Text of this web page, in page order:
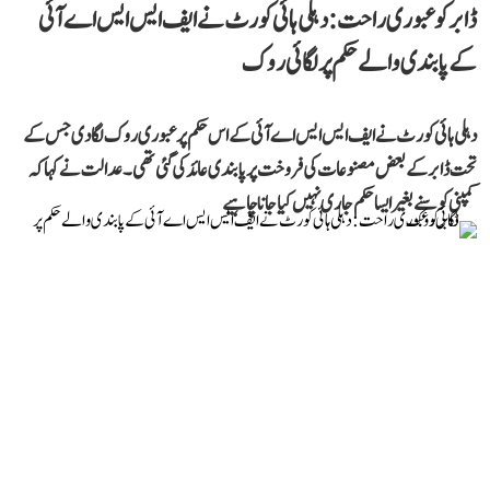
ڈابر کو عبوری راحت: دہلی ہائی کورٹ نے ایف ایس ایس اے آئی
کے پابندی والے حکم پر لگائی روک
دہلی ہائی کورٹ نے ایف ایس ایس اے آئی کے اس حکم پر عبوری روک لگا دی جس کے
تحت ڈابر کے بعض مصنوعات کی فروخت پر پابندی عائد کی گئی تھی۔ عدالت نے کہا کہ
کمپنی کو سنے بغیر ایسا حکم جاری نہیں کیا جانا چاہیے